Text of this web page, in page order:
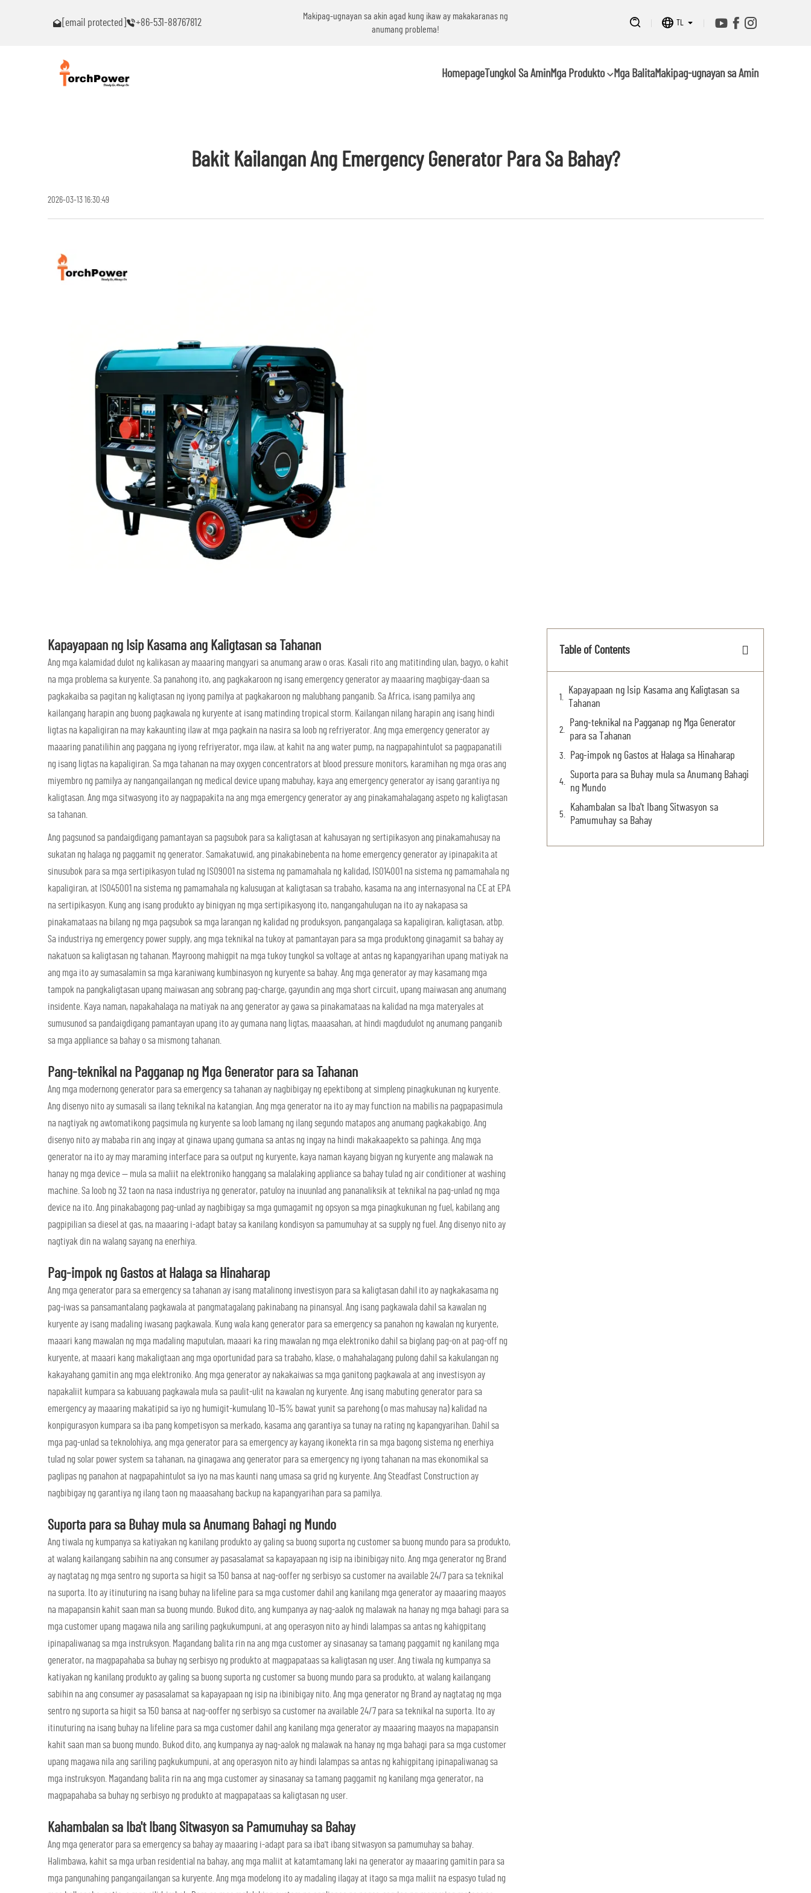
[email protected] +86-531-88767812
Makipag-ugnayan sa akin agad kung ikaw ay makakaranas ng
Makipag-ugnayan sa akin agad kung ikaw ay makakaranas ng
anumang problema!
TL
HomepageTungkol Sa AminMga Produkto Mga BalitaMakipag-ugnayan sa Amin
Bakit Kailangan Ang Emergency Generator Para Sa Bahay?
2026-03-13 16:30:49
Kapayapaan ng Isip Kasama ang Kaligtasan sa Tahanan
Ang mga kalamidad dulot ng kalikasan ay maaaring mangyari sa anumang araw o oras. Kasali rito ang matitinding ulan, bagyo, o kahit
na mga problema sa kuryente. Sa panahong ito, ang pagkakaroon ng isang emergency generator ay maaaring magbigay-daan sa
pagkakaiba sa pagitan ng kaligtasan ng iyong pamilya at pagkakaroon ng malubhang panganib. Sa Africa, isang pamilya ang
kailangang harapin ang buong pagkawala ng kuryente at isang matinding tropical storm. Kailangan nilang harapin ang isang hindi
ligtas na kapaligiran na may kakaunting ilaw at mga pagkain na nasira sa loob ng refriyerator. Ang mga emergency generator ay
maaaring panatilihin ang paggana ng iyong refriyerator, mga ilaw, at kahit na ang water pump, na nagpapahintulot sa pagpapanatili
ng isang ligtas na kapaligiran. Sa mga tahanan na may oxygen concentrators at blood pressure monitors, karamihan ng mga oras ang
miyembro ng pamilya ay nangangailangan ng medical device upang mabuhay, kaya ang emergency generator ay isang garantiya ng
kaligtasan. Ang mga sitwasyong ito ay nagpapakita na ang mga emergency generator ay ang pinakamahalagang aspeto ng kaligtasan
sa tahanan.
Ang pagsunod sa pandaigdigang pamantayan sa pagsubok para sa kaligtasan at kahusayan ng sertipikasyon ang pinakamahusay na
sukatan ng halaga ng paggamit ng generator. Samakatuwid, ang pinakabinebenta na home emergency generator ay ipinapakita at
sinusubok para sa mga sertipikasyon tulad ng ISO9001 na sistema ng pamamahala ng kalidad, ISO14001 na sistema ng pamamahala ng
kapaligiran, at ISO45001 na sistema ng pamamahala ng kalusugan at kaligtasan sa trabaho, kasama na ang internasyonal na CE at EPA
na sertipikasyon. Kung ang isang produkto ay binigyan ng mga sertipikasyong ito, nangangahulugan na ito ay nakapasa sa
pinakamataas na bilang ng mga pagsubok sa mga larangan ng kalidad ng produksyon, pangangalaga sa kapaligiran, kaligtasan, atbp.
Sa industriya ng emergency power supply, ang mga teknikal na tukoy at pamantayan para sa mga produktong ginagamit sa bahay ay
nakatuon sa kaligtasan ng tahanan. Mayroong mahigpit na mga tukoy tungkol sa voltage at antas ng kapangyarihan upang matiyak na
ang mga ito ay sumasalamin sa mga karaniwang kumbinasyon ng kuryente sa bahay. Ang mga generator ay may kasamang mga
tampok na pangkaligtasan upang maiwasan ang sobrang pag-charge, gayundin ang mga short circuit, upang maiwasan ang anumang
insidente. Kaya naman, napakahalaga na matiyak na ang generator ay gawa sa pinakamataas na kalidad na mga materyales at
sumusunod sa pandaigdigang pamantayan upang ito ay gumana nang ligtas, maaasahan, at hindi magdudulot ng anumang panganib
sa mga appliance sa bahay o sa mismong tahanan.
Pang-teknikal na Pagganap ng Mga Generator para sa Tahanan
Ang mga modernong generator para sa emergency sa tahanan ay nagbibigay ng epektibong at simpleng pinagkukunan ng kuryente.
Ang disenyo nito ay sumasali sa ilang teknikal na katangian. Ang mga generator na ito ay may function na mabilis na pagpapasimula
na nagtiyak ng awtomatikong pagsimula ng kuryente sa loob lamang ng ilang segundo matapos ang anumang pagkakabigo. Ang
disenyo nito ay mababa rin ang ingay at ginawa upang gumana sa antas ng ingay na hindi makakaapekto sa pahinga. Ang mga
generator na ito ay may maraming interface para sa output ng kuryente, kaya naman kayang bigyan ng kuryente ang malawak na
hanay ng mga device — mula sa maliit na elektroniko hanggang sa malalaking appliance sa bahay tulad ng air conditioner at washing
machine. Sa loob ng 32 taon na nasa industriya ng generator, patuloy na inuunlad ang pananaliksik at teknikal na pag-unlad ng mga
device na ito. Ang pinakabagong pag-unlad ay nagbibigay sa mga gumagamit ng opsyon sa mga pinagkukunan ng fuel, kabilang ang
pagpipilian sa diesel at gas, na maaaring i-adapt batay sa kanilang kondisyon sa pamumuhay at sa supply ng fuel. Ang disenyo nito ay
nagtiyak din na walang sayang na enerhiya.
Pag-impok ng Gastos at Halaga sa Hinaharap
Ang mga generator para sa emergency sa tahanan ay isang matalinong investisyon para sa kaligtasan dahil ito ay nagkakasama ng
pag-iwas sa pansamantalang pagkawala at pangmatagalang pakinabang na pinansyal. Ang isang pagkawala dahil sa kawalan ng
kuryente ay isang madaling iwasang pagkawala. Kung wala kang generator para sa emergency sa panahon ng kawalan ng kuryente,
maaari kang mawalan ng mga madaling maputulan, maaari ka ring mawalan ng mga elektroniko dahil sa biglang pag-on at pag-off ng
kuryente, at maaari kang makaligtaan ang mga oportunidad para sa trabaho, klase, o mahahalagang pulong dahil sa kakulangan ng
kakayahang gamitin ang mga elektroniko. Ang mga generator ay nakakaiwas sa mga ganitong pagkawala at ang investisyon ay
napakaliit kumpara sa kabuuang pagkawala mula sa paulit-ulit na kawalan ng kuryente. Ang isang mabuting generator para sa
emergency ay maaaring makatipid sa iyo ng humigit-kumulang 10–15% bawat yunit sa parehong (o mas mahusay na) kalidad na
konpigurasyon kumpara sa iba pang kompetisyon sa merkado, kasama ang garantiya sa tunay na rating ng kapangyarihan. Dahil sa
mga pag-unlad sa teknolohiya, ang mga generator para sa emergency ay kayang ikonekta rin sa mga bagong sistema ng enerhiya
tulad ng solar power system sa tahanan, na ginagawa ang generator para sa emergency ng iyong tahanan na mas ekonomikal sa
paglipas ng panahon at nagpapahintulot sa iyo na mas kaunti nang umasa sa grid ng kuryente. Ang Steadfast Construction ay
nagbibigay ng garantiya ng ilang taon ng maaasahang backup na kapangyarihan para sa pamilya.
Suporta para sa Buhay mula sa Anumang Bahagi ng Mundo
Ang tiwala ng kumpanya sa katiyakan ng kanilang produkto ay galing sa buong suporta ng customer sa buong mundo para sa produkto,
at walang kailangang sabihin na ang consumer ay pasasalamat sa kapayapaan ng isip na ibinibigay nito. Ang mga generator ng Brand
ay nagtatag ng mga sentro ng suporta sa higit sa 150 bansa at nag-ooffer ng serbisyo sa customer na available 24/7 para sa teknikal
na suporta. Ito ay itinuturing na isang buhay na lifeline para sa mga customer dahil ang kanilang mga generator ay maaaring maayos
na mapapansin kahit saan man sa buong mundo. Bukod dito, ang kumpanya ay nag-aalok ng malawak na hanay ng mga bahagi para sa
mga customer upang magawa nila ang sariling pagkukumpuni, at ang operasyon nito ay hindi lalampas sa antas ng kahigpitang
ipinapaliwanag sa mga instruksyon. Magandang balita rin na ang mga customer ay sinasanay sa tamang paggamit ng kanilang mga
generator, na magpapahaba sa buhay ng serbisyo ng produkto at magpapataas sa kaligtasan ng user. Ang tiwala ng kumpanya sa
katiyakan ng kanilang produkto ay galing sa buong suporta ng customer sa buong mundo para sa produkto, at walang kailangang
sabihin na ang consumer ay pasasalamat sa kapayapaan ng isip na ibinibigay nito. Ang mga generator ng Brand ay nagtatag ng mga
sentro ng suporta sa higit sa 150 bansa at nag-ooffer ng serbisyo sa customer na available 24/7 para sa teknikal na suporta. Ito ay
itinuturing na isang buhay na lifeline para sa mga customer dahil ang kanilang mga generator ay maaaring maayos na mapapansin
kahit saan man sa buong mundo. Bukod dito, ang kumpanya ay nag-aalok ng malawak na hanay ng mga bahagi para sa mga customer
upang magawa nila ang sariling pagkukumpuni, at ang operasyon nito ay hindi lalampas sa antas ng kahigpitang ipinapaliwanag sa
mga instruksyon. Magandang balita rin na ang mga customer ay sinasanay sa tamang paggamit ng kanilang mga generator, na
magpapahaba sa buhay ng serbisyo ng produkto at magpapataas sa kaligtasan ng user.
Kahambalan sa Iba't Ibang Sitwasyon sa Pamumuhay sa Bahay
Ang mga generator para sa emergency sa bahay ay maaaring i-adapt para sa iba't ibang sitwasyon sa pamumuhay sa bahay.
Halimbawa, kahit sa mga urban residential na bahay, ang mga maliit at katamtamang laki na generator ay maaaring gamitin para sa
mga pangunahing pangangailangan sa kuryente. Ang mga modelong ito ay madaling ilagay at itago sa mga maliit na espasyo tulad ng
Table of Contents
Kapayapaan ng Isip Kasama ang Kaligtasan sa
Tahanan
Pang-teknikal na Pagganap ng Mga Generator
para sa Tahanan
Pag-impok ng Gastos at Halaga sa Hinaharap
Suporta para sa Buhay mula sa Anumang Bahagi
ng Mundo
Kahambalan sa Iba't Ibang Sitwasyon sa
Pamumuhay sa Bahay